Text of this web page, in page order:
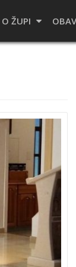
O ŽUPI